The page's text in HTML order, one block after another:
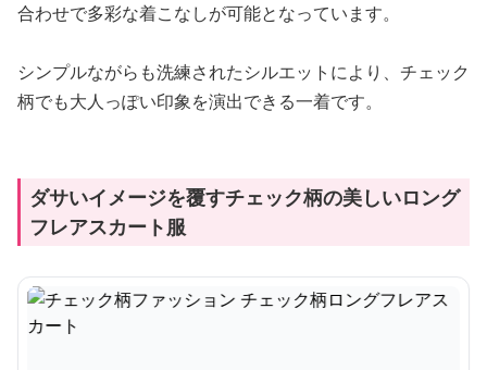
合わせで多彩な着こなしが可能となっています。
シンプルながらも洗練されたシルエットにより、チェック
柄でも大人っぽい印象を演出できる一着です。
ダサいイメージを覆すチェック柄の美しいロング
フレアスカート服